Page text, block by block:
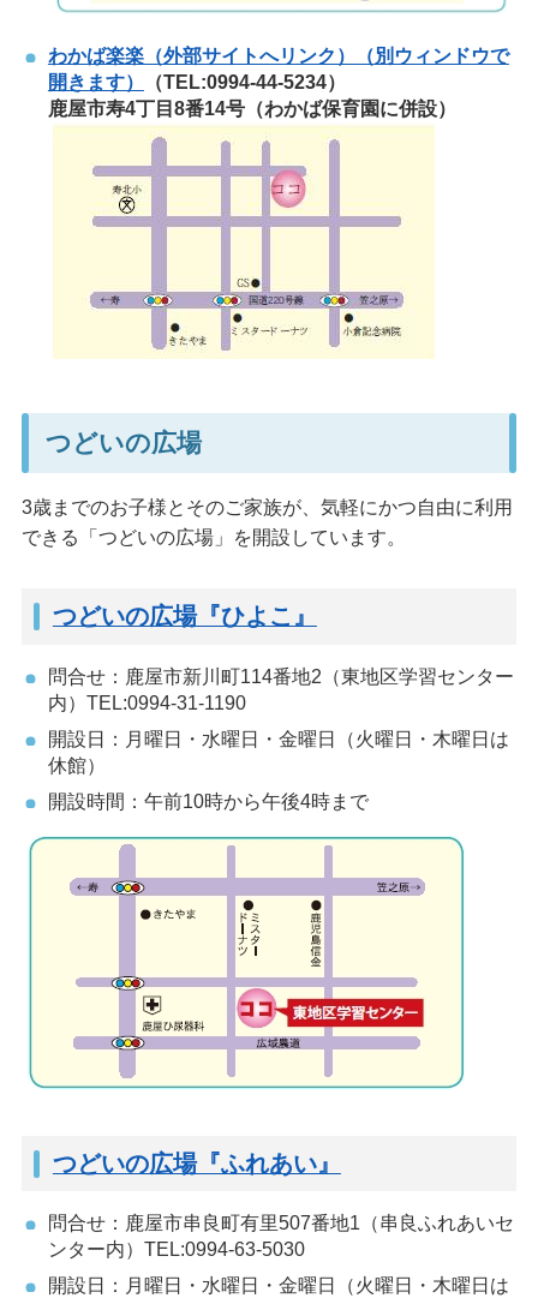
わかば楽楽（外部サイトへリンク）（別ウィンドウで
開きます）
（TEL:0994-44-5234）
鹿屋市寿4丁目8番14号（わかば保育園に併設）
つどいの広場
3歳までのお子様とそのご家族が、気軽にかつ自由に利用
できる「つどいの広場」を開設しています。
つどいの広場『ひよこ』
問合せ：鹿屋市新川町114番地2（東地区学習センター
内）TEL:0994-31-1190
開設日：月曜日・水曜日・金曜日（火曜日・木曜日は
休館）
開設時間：午前10時から午後4時まで
つどいの広場『ふれあい』
問合せ：鹿屋市串良町有里507番地1（串良ふれあいセ
ンター内）TEL:0994-63-5030
開設日：月曜日・水曜日・金曜日（火曜日・木曜日は